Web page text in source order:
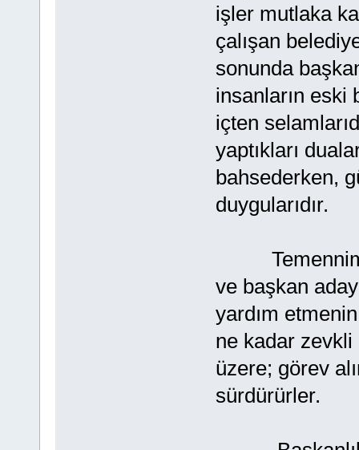
işler mutlaka
çalışan
sonunda
insanların eski
içten
yaptıkları
bahsederken,
duygularıdır.
Temennim
ve başkan
yardım
ne kadar
üzere; görev
sürdürürler.